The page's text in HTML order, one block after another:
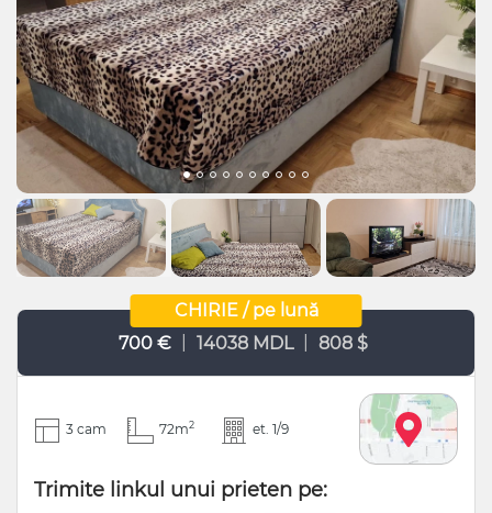
CHIRIE / pe lună
700 €
14038 MDL 808 $
3 cam 72m2 et. 1/9
Trimite linkul unui prieten pe: